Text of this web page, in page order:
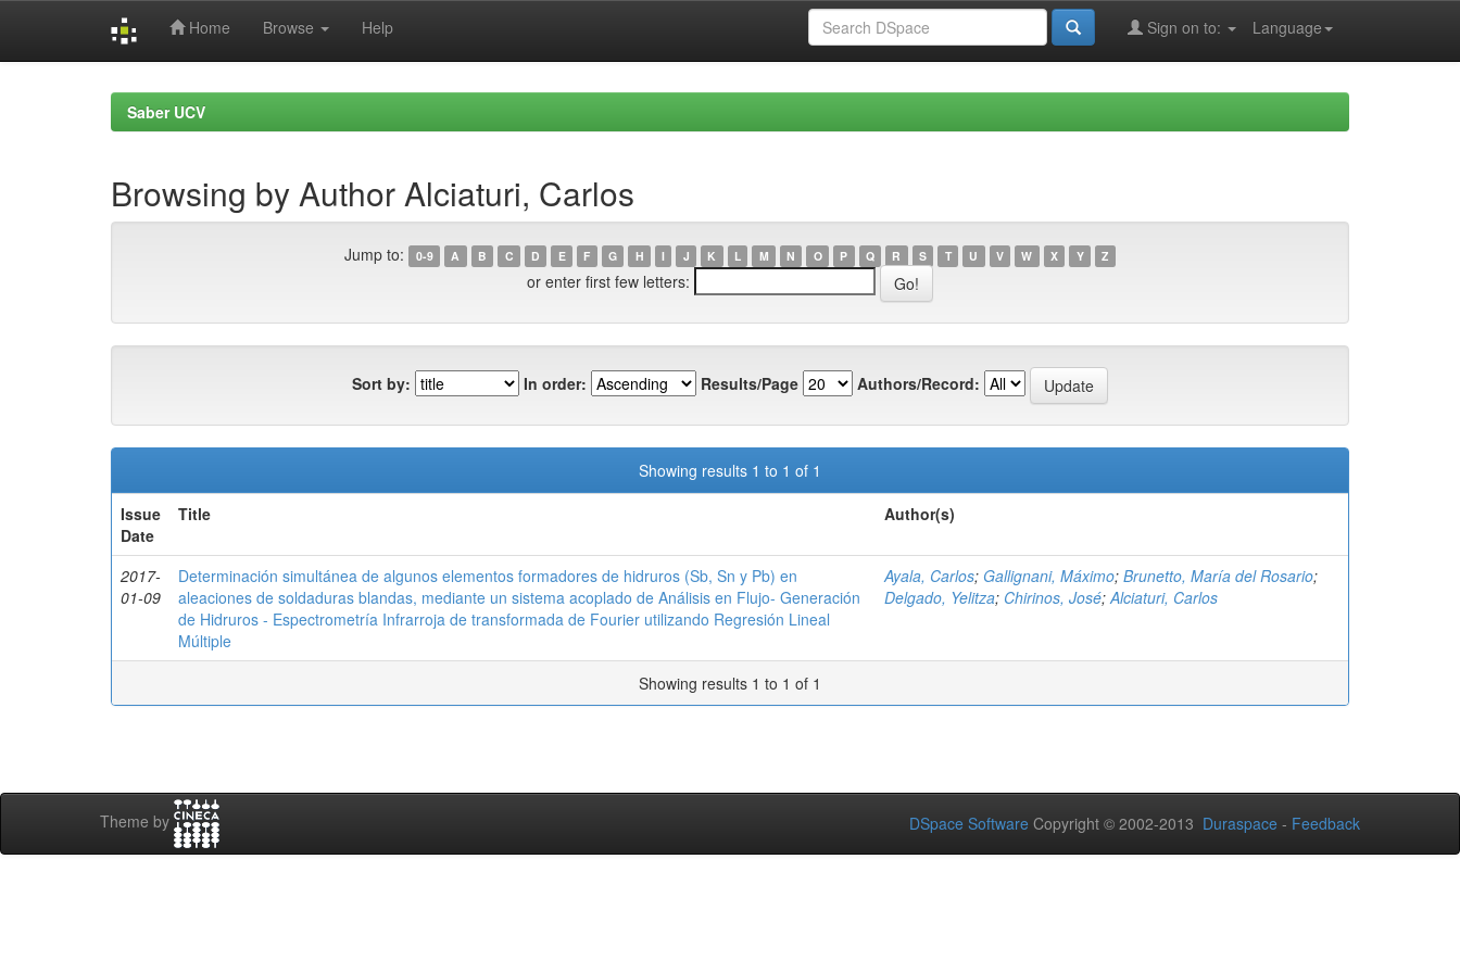
Home Browse Help Language
Sign on to:
Saber UCV
Browsing by Author Alciaturi, Carlos
Jump to: 0-9 A B C D E F G H I J K L M N O P Q R S T U V W X Y Z
or enter first few letters:
Sort by: In order: Results/Page Authors/Record:
Showing results 1 to 1 of 1
Issue
Date
Title Author(s)
2017-
01-09
Determinación simultánea de algunos elementos formadores de hidruros (Sb, Sn y Pb) en
aleaciones de soldaduras blandas, mediante un sistema acoplado de Análisis en Flujo- Generación
de Hidruros - Espectrometría Infrarroja de transformada de Fourier utilizando Regresión Lineal
Múltiple
Ayala, Carlos; Gallignani, Máximo; Brunetto, María del Rosario;
Delgado, Yelitza; Chirinos, José;Alciaturi, Carlos
Showing results 1 to 1 of 1
Theme by DSpace Software Copyright © 2002-2013 Duraspace - Feedback